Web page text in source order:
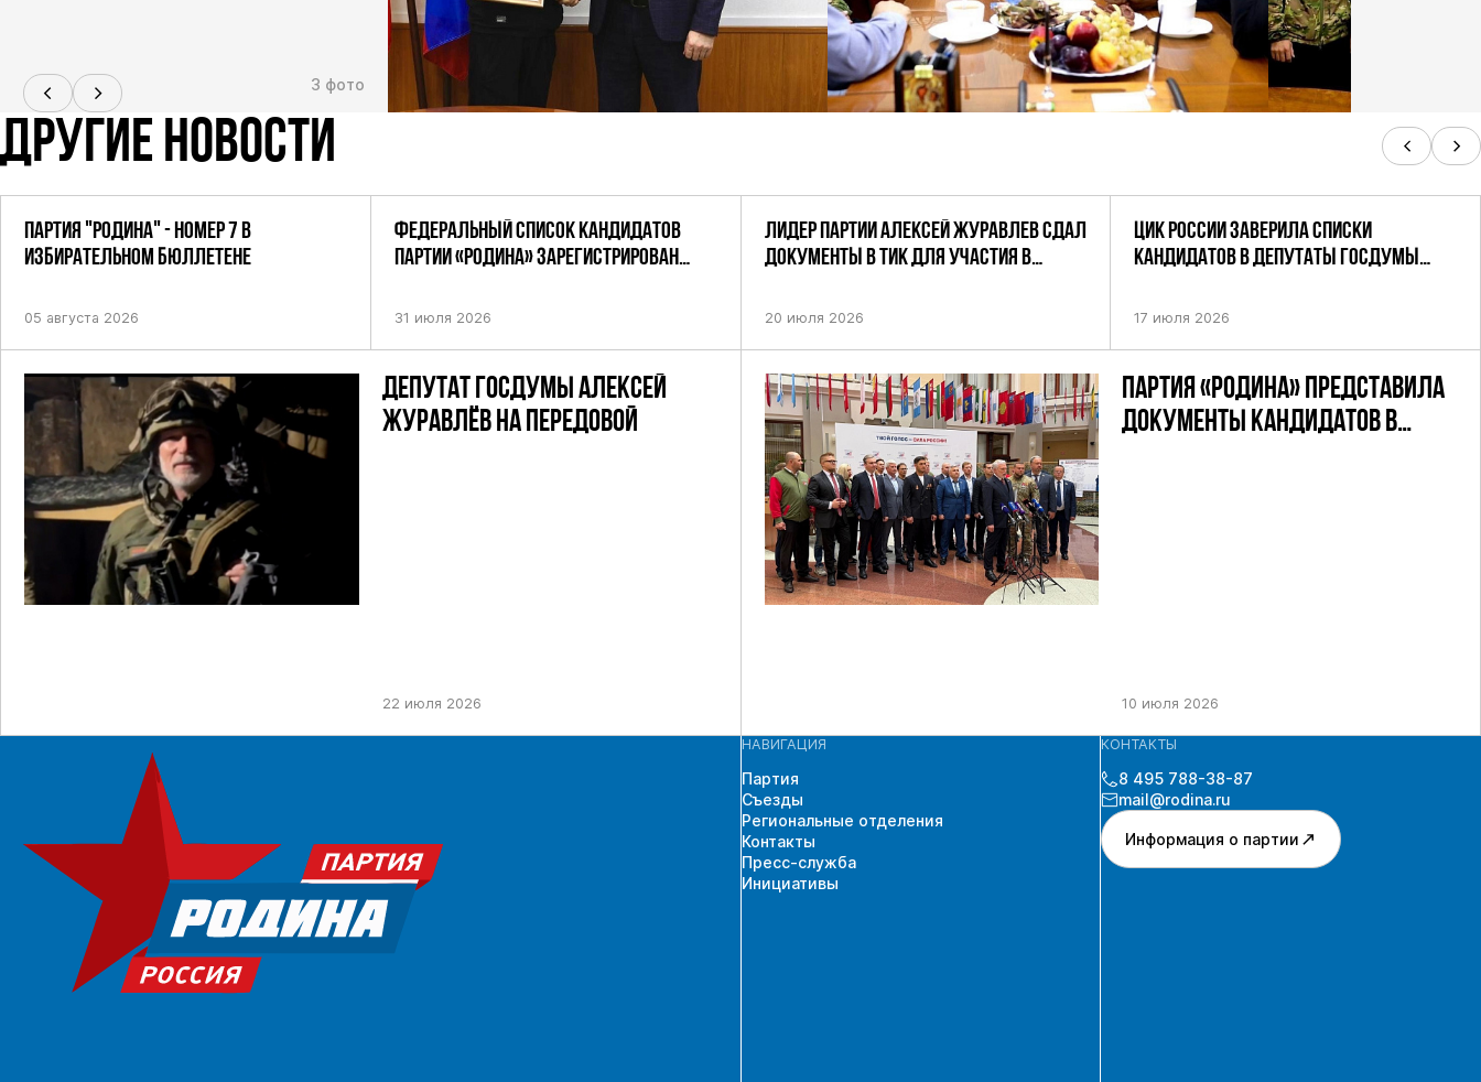
3 фото
ДРУГИЕ НОВОСТИ
ПАРТИЯ "РОДИНА" - НОМЕР 7 В
ИЗБИРАТЕЛЬНОМ БЮЛЛЕТЕНЕ
05 августа 2026
ФЕДЕРАЛЬНЫЙ СПИСОК КАНДИДАТОВ
ПАРТИИ «РОДИНА» ЗАРЕГИСТРИРОВАН
31 июля 2026
ДЕПУТАТ ГОСДУМЫ АЛЕКСЕЙ
ЖУРАВЛЁВ НА ПЕРЕДОВОЙ
22 июля 2026
ЛИДЕР ПАРТИИ АЛЕКСЕЙ ЖУРАВЛЕВ СДАЛ
ДОКУМЕНТЫ В ТИК ДЛЯ УЧАСТИЯ В
ПО НЕФТЕКАМСКОМУ ОДНОМАНДАТНОМУ
20 июля 2026
ЦИК РОССИИ ЗАВЕРИЛА СПИСКИ
КАНДИДАТОВ В ДЕПУТАТЫ ГОСДУМЫ
17 июля 2026
ПАРТИЯ «РОДИНА» ПРЕДСТАВИЛА
ДОКУМЕНТЫ КАНДИДАТОВ В
10 июля 2026
НАВИГАЦИЯ
Партия
Съезды
Региональные отделения
Контакты
Пресс-служба
Инициативы
КОНТАКТЫ
8 495 788-38-87
mail@rodina.ru
Информация о партии